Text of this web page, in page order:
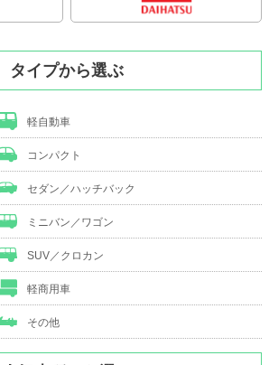
タイプから選ぶ
軽自動車
コンパクト
セダン／ハッチバック
ミニバン／ワゴン
SUV／クロカン
軽商用車
その他